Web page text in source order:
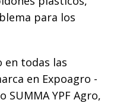
para los
en todas las
en Expoagro -
SUMMA YPF Agro,